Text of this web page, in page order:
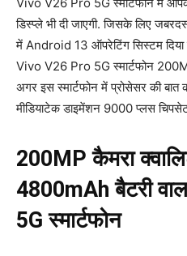
डिस्प्ले भी दी जाएगी. जिसके लिए
में Android 13 ऑपरेटिंग सिस्टम दिया
Vivo V26 Pro 5G स्मार्टफोन
अगर इस स्मार्टफोन में प्रोसेसर की
मीडियाटेक डाइमेंशन 9000 प्लस चिपसेट
200MP कैमरा
4800mAh बैटरी
5G स्मार्टफोन